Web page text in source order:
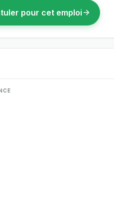
pour cet emploi